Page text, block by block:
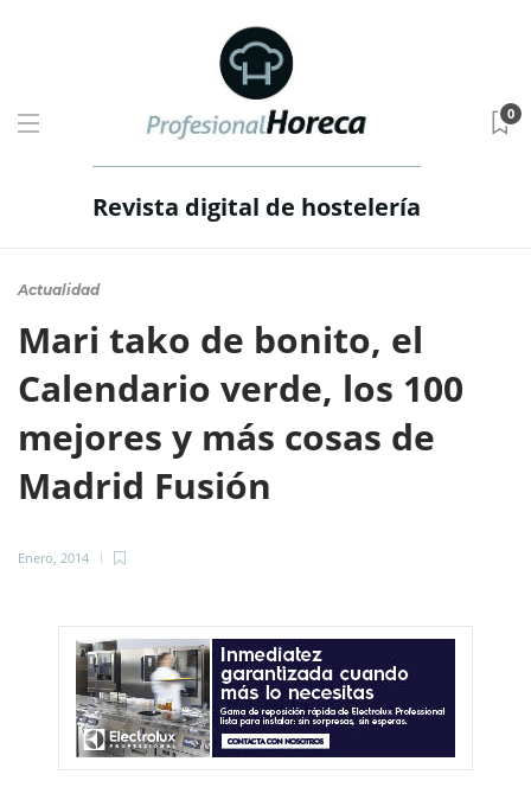
Revista digital de hostelería
0
Actualidad
Mari tako de bonito, el
Calendario verde, los 100
mejores y más cosas de
Madrid Fusión
Enero, 2014